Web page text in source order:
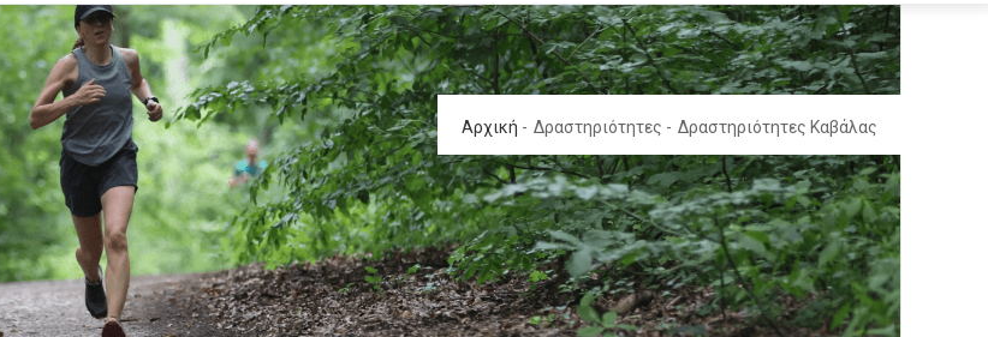
Αρχική - Δραστηριότητες - Δραστηριότητες Καβάλας